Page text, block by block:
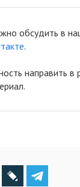
обсудить в
.
направить в